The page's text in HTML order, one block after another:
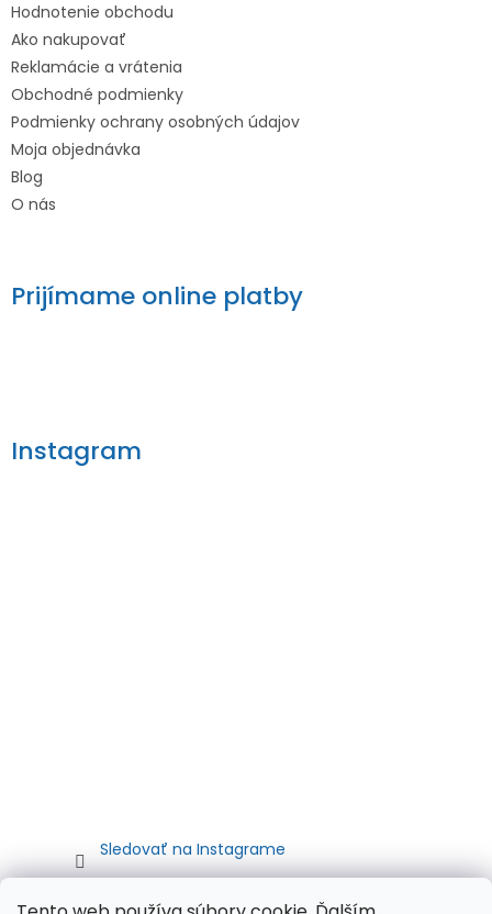
Hodnotenie obchodu
Ako nakupovať
Reklamácie a vrátenia
Obchodné podmienky
Podmienky ochrany osobných údajov
Moja objednávka
Blog
O nás
Prijímame online platby
Instagram
Sledovať na Instagrame